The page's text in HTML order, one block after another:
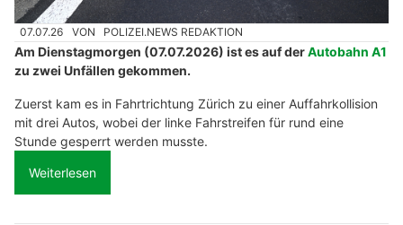
07.07.26 VON POLIZEI.NEWS REDAKTION
Am Dienstagmorgen (07.07.2026) ist es auf derAutobahn A1
zu zwei Unfällen gekommen.
Zuerst kam es in Fahrtrichtung Zürich zu einer Auffahrkollision
mit drei Autos, wobei der linke Fahrstreifen für rund eine
Stunde gesperrt werden musste.
Weiterlesen